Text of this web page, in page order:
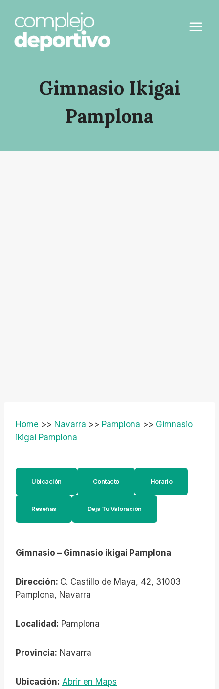
contenido
Gimnasio Ikigai
Pamplona
Home >> Navarra >> Pamplona >> Gimnasio
ikigai Pamplona
Ubicación Contacto Horario
Reseñas Deja Tu Valoración
Gimnasio – Gimnasio ikigai Pamplona
Dirección: C. Castillo de Maya, 42, 31003
Pamplona, Navarra
Localidad: Pamplona
Provincia: Navarra
Ubicación: Abrir en Maps